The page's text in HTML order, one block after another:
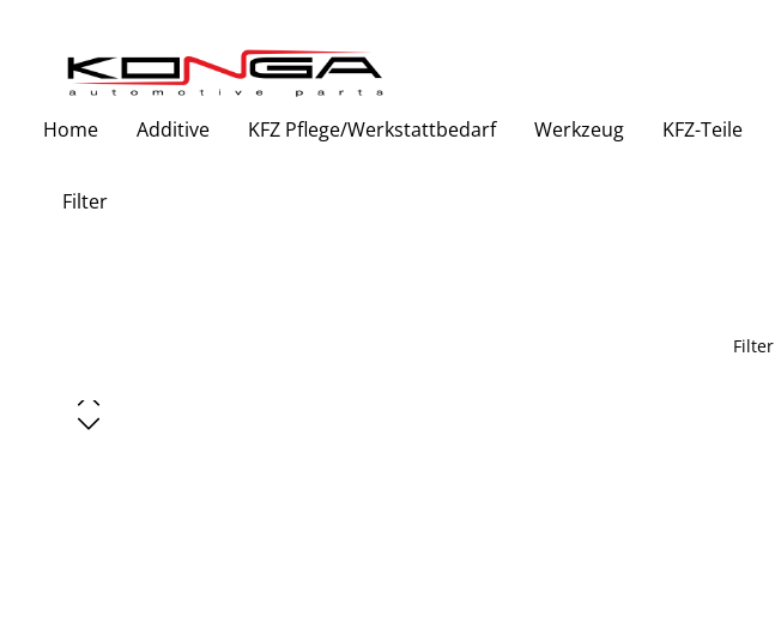
Home Additive KFZ Pflege/Werkstattbedarf Werkzeug KFZ-Teile
Filter
Filter
Bildergalerie überspringen